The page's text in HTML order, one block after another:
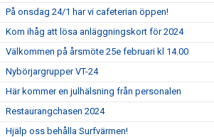
På onsdag 24/1 har vi cafeterian öppen!
Kom ihåg att lösa anläggningskort för 2024
Välkommen på årsmöte 25e februari kl 14.00
Nybörjargrupper VT-24
Här kommer en julhälsning från personalen
Restaurangchasen 2024
Hjälp oss behålla Surfvärmen!